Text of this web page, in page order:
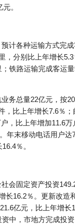
。
计各种运输方式完
，分别比上年增长
铁路运输完成客运
务总量22亿元，按
，比上年增长7.6％
，比上年增加11.6
年末移动电话用户
％。
会固定资产投资
长16.2％。更新改
亿元，比上年增
中，市地方完成投